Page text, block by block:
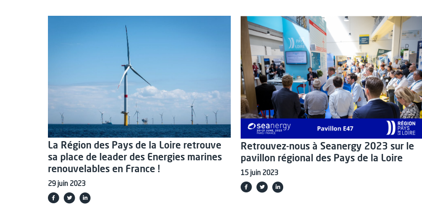
La Région des Pays de la Loire retrouve
sa place de leader des Energies marines
renouvelables en France !
29 juin 2023
Retrouvez-nous à Seanergy 2023 sur le
pavillon régional des Pays de la Loire
15 juin 2023